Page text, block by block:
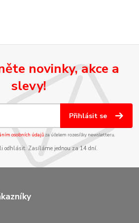
novinky, akce a
slevy!
Přihlásit se
osobních údajůza účelem rozesílky newsletteru.
odhlásit. Zasíláme jednou za 14 dní.